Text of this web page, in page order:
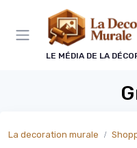
LE MÉDIA DE LA
La decoration murale
Panneau de gestion des